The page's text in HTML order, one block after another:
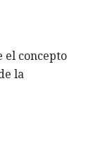
el concepto
la